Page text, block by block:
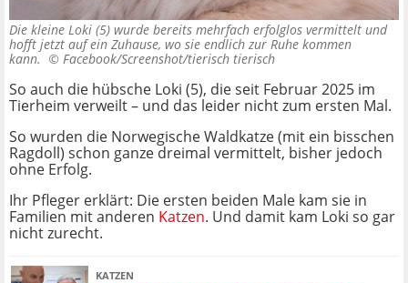
Die kleine Loki (5) wurde bereits mehrfach erfolglos vermittelt und
hofft jetzt auf ein Zuhause, wo sie endlich zur Ruhe kommen
kann. © Facebook/Screenshot/tierisch tierisch
So auch die hübsche Loki (5), die seit Februar 2025 im
Tierheim verweilt – und das leider nicht zum ersten Mal.
So wurden die Norwegische Waldkatze (mit ein bisschen
Ragdoll) schon ganze dreimal vermittelt, bisher jedoch
ohne Erfolg.
Ihr Pfleger erklärt: Die ersten beiden Male kam sie in
Familien mit anderen Katzen. Und damit kam Loki so gar
nicht zurecht.
KATZEN